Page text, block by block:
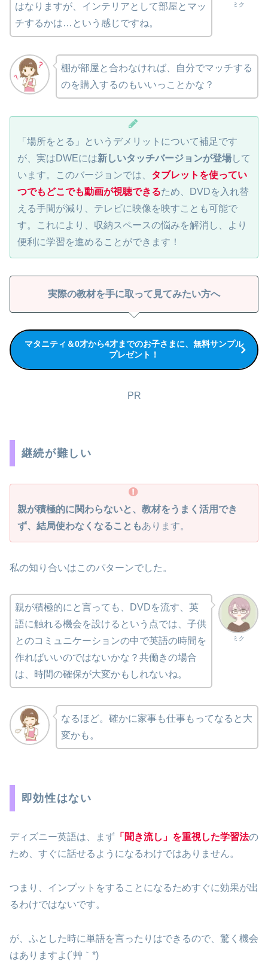
ミク
はなりますが、インテリアとして部屋とマッ
チするかは…という感じですね。
棚が部屋と合わなければ、自分でマッチする
のを購入するのもいいっことかな？
「場所をとる」というデメリットについて補足です
が、実はDWEには新しいタッチバージョンが登場して
います。このバージョンでは、 タブレットを使ってい
つでもどこでも動画が視聴できるため、DVDを入れ替
える手間が減り、テレビに映像を映すことも可能で
す。これにより、収納スペースの悩みを解消し、より
便利に学習を進めることができます！
実際の教材を手に取って見てみたい方へ
マタニティ＆0才から4才までのお子さまに、無料サンプル
プレゼント！
PR
継続が難しい
親が積極的に関わらないと、教材をうまく活用でき
ず、結局使わなくなることもあります。
私の知り合いはこのパターンでした。
ミク
親が積極的にと言っても、DVDを流す、英
語に触れる機会を設けるという点では、子供
とのコミュニケーションの中で英語の時間を
作ればいいのではないかな？共働きの場合
は、時間の確保が大変かもしれないね。
なるほど。確かに家事も仕事もってなると大
変かも。
即効性はない
ディズニー英語は、まず 「聞き流し」を重視した学習法の
ため、すぐに話せるようになるわけではありません。
つまり、インプットをすることになるためすぐに効果が出
るわけではないです。
が、ふとした時に単語を言ったりはできるので、驚く機会
はありますよ(´艸｀*)